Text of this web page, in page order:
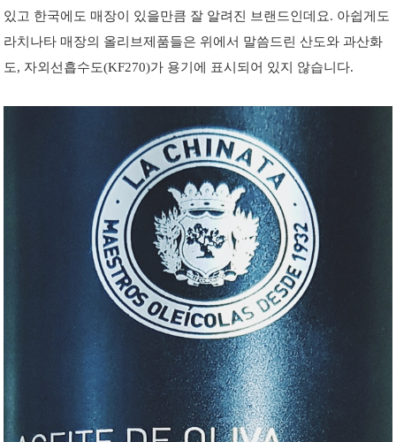
있고 한국에도 매장이 있을만큼 잘 알려진 브랜드인데요. 아쉽게도
라치나타 매장의 올리브제품들은 위에서 말씀드린 산도와 과산화
도, 자외선흡수도(KF270)가 용기에 표시되어 있지 않습니다.